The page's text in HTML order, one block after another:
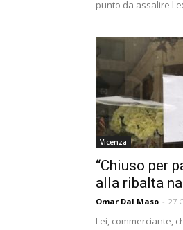
punto da assalire
Vicenza
“Chiuso per
alla ribalta
Omar Dal Maso - 27
Lei, commerciante,